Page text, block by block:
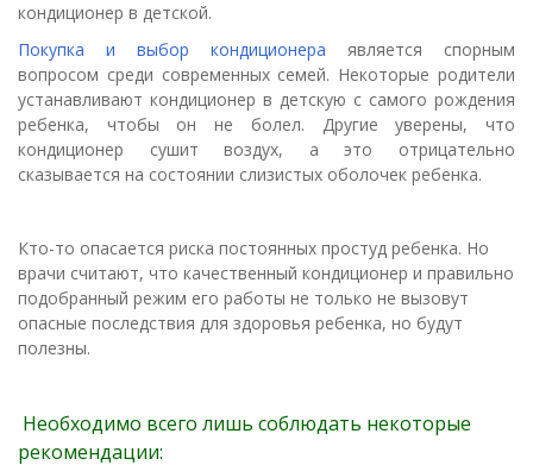
кондиционер в детской.
Покупка и выбор кондиционера является спорным
вопросом среди современных семей. Некоторые родители
устанавливают кондиционер в детскую с самого рождения
ребенка, чтобы он не болел. Другие уверены, что
кондиционер сушит воздух, а это отрицательно
сказывается на состоянии слизистых оболочек ребенка.
Кто-то опасается риска постоянных простуд ребенка. Но
врачи считают, что качественный кондиционер и правильно
подобранный режим его работы не только не вызовут
опасные последствия для здоровья ребенка, но будут
полезны.
Необходимо всего лишь соблюдать некоторые
рекомендации: